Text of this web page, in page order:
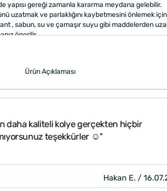
yapısı gereği zamanla kararma meydana gelebilir.
uzatmak ve parlaklığını kaybetmesini önlemek
, sabun, su ve çamaşır suyu gibi maddelerden
önerilir.
Ürün Açıklaması
daha kaliteli kolye gerçekten hiçbir
teşekkürler ☺️"
Hakan E. /